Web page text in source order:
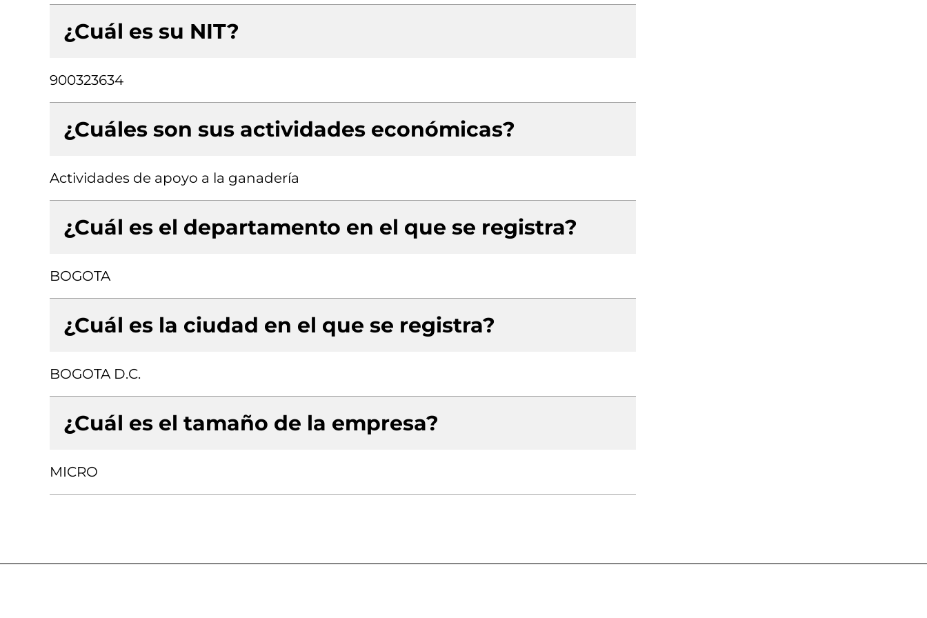
¿Cuál es su NIT?
900323634
¿Cuáles son sus actividades económicas?
Actividades de apoyo a la ganadería
¿Cuál es el departamento en el que se registra?
BOGOTA
¿Cuál es la ciudad en el que se registra?
BOGOTA D.C.
¿Cuál es el tamaño de la empresa?
MICRO